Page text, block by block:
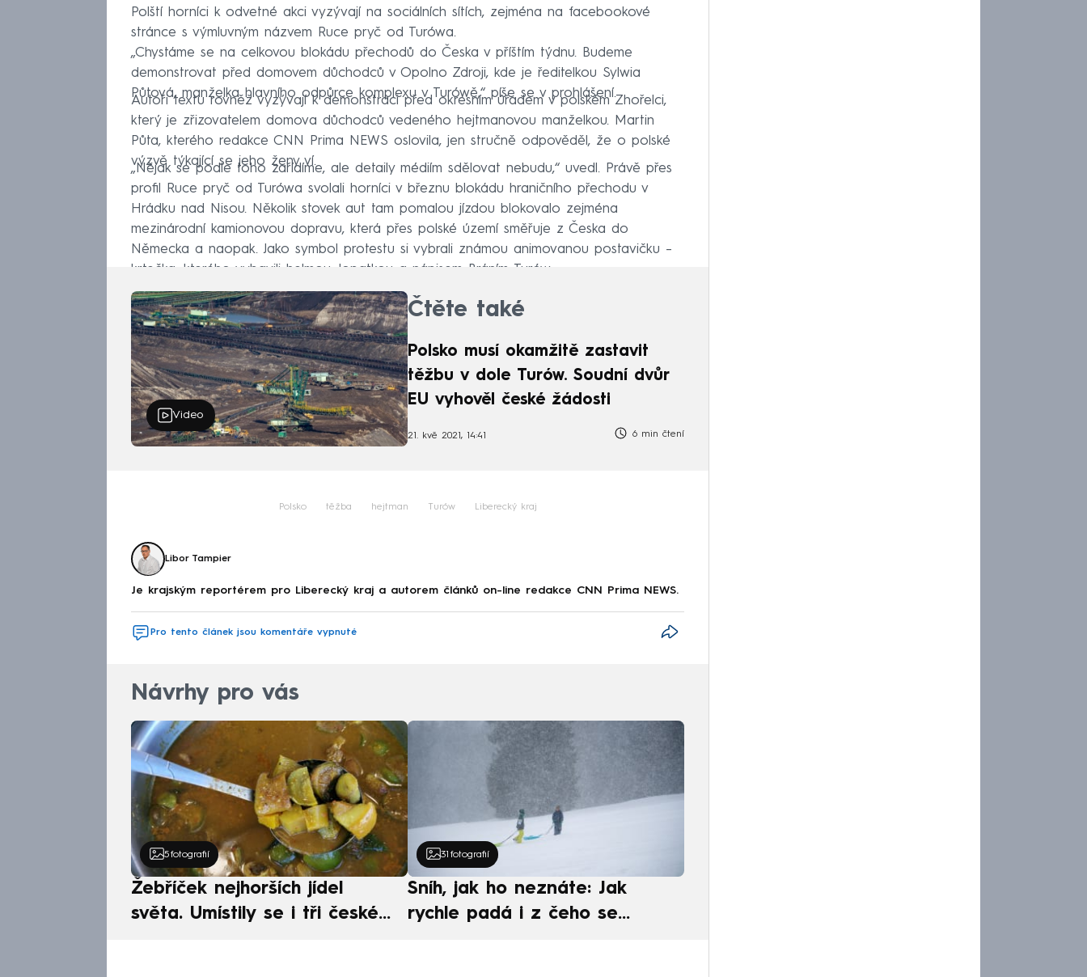
Polští horníci k odvetné akci vyzývají na sociálních sítích, zejména na facebookové
stránce s výmluvným názvem Ruce pryč od Turówa.
„Chystáme se na celkovou blokádu přechodů do Česka v příštím týdnu. Budeme
demonstrovat před domovem důchodců v Opolno Zdroji, kde je ředitelkou Sylwia
Půtová, manželka hlavního odpůrce komplexu v Turówě,“ píše se v prohlášení.
Autoři textu rovněž vyzývají k demonstraci před okresním úřadem v polském Zhořelci,
který je zřizovatelem domova důchodců vedeného hejtmanovou manželkou. Martin
Půta, kterého redakce CNN Prima NEWS oslovila, jen stručně odpověděl, že o polské
výzvě týkající se jeho ženy ví.
„Nějak se podle toho zařídíme, ale detaily médiím sdělovat nebudu,“ uvedl. Právě přes
profil Ruce pryč od Turówa svolali horníci v březnu blokádu hraničního přechodu v
Hrádku nad Nisou. Několik stovek aut tam pomalou jízdou blokovalo zejména
mezinárodní kamionovou dopravu, která přes polské území směřuje z Česka do
Německa a naopak. Jako symbol protestu si vybrali známou animovanou postavičku –
krtečka, kterého vybavili helmou, lopatkou a nápisem Bráním Turów.
Video
Čtěte také
Polsko musí okamžitě zastavit
těžbu v dole Turów. Soudní dvůr
EU vyhověl české žádosti
21. kvě 2021, 14:41 6 min čtení
Polsko těžba hejtman Turów Liberecký kraj
Libor Tampier
Je krajským reportérem pro Liberecký kraj a autorem článků on-line redakce CNN Prima NEWS.
Pro tento článek jsou komentáře vypnuté
Návrhy pro vás
5 fotografií
Žebříček nejhorších jídel
světa. Umístily se i tři české
31 fotografií
Sníh, jak ho neznáte: Jak
rychle padá i z čeho se